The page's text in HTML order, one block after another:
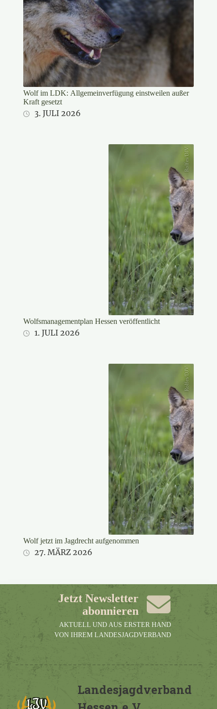
Wolf im LDK: Allgemeinverfügung einstweilen außer
Kraft gesetzt
3. JULI 2026
Rolfes/DJV
Wolfsmanagementplan Hessen veröffentlicht
1. JULI 2026
Rolfes/DJV
Wolf jetzt im Jagdrecht aufgenommen
27. MÄRZ 2026
Jetzt Newsletter
abonnieren
AKTUELL UND AUS ERSTER HAND
VON IHREM LANDESJAGDVERBAND
Landesjagdverband